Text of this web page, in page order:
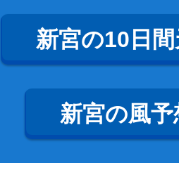
新宮の10日
新宮の風予